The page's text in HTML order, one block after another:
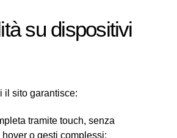
su dispositivi
il sito garantisce:
tramite touch, senza
o gesti complessi;